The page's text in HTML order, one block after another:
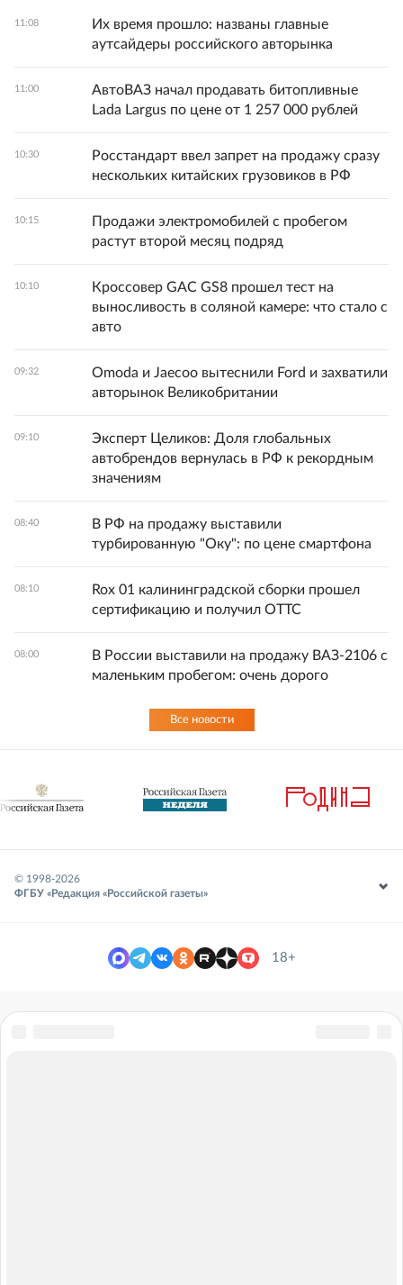
11:08
Их время прошло: названы главные
аутсайдеры российского авторынка
11:00
АвтоВАЗ начал продавать битопливные
Lada Largus по цене от 1 257 000 рублей
10:30
Росстандарт ввел запрет на продажу сразу
нескольких китайских грузовиков в РФ
10:15
Продажи электромобилей с пробегом
растут второй месяц подряд
10:10
Кроссовер GAC GS8 прошел тест на
выносливость в соляной камере: что стало с
авто
09:32
Omoda и Jaecoo вытеснили Ford и захватили
авторынок Великобритании
09:10
Эксперт Целиков: Доля глобальных
автобрендов вернулась в РФ к рекордным
значениям
08:40
В РФ на продажу выставили
турбированную "Оку": по цене смартфона
08:10
Rox 01 калининградской сборки прошел
сертификацию и получил ОТТС
08:00
В России выставили на продажу ВАЗ-2106 с
маленьким пробегом: очень дорого
Все новости
© 1998-2026
ФГБУ «Редакция «Российской газеты»
18+